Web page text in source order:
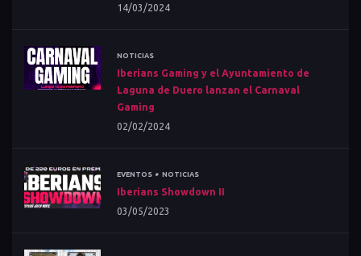
14/03/2024
NOTICIAS
Iberians Gaming y el Ayuntamiento de
Laguna de Duero lanzan el Carnaval
Gaming
02/02/2024
EVENTOS • NOTICIAS
Iberians Showdown II
03/05/2023